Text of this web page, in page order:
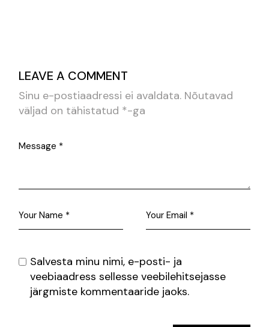
LEAVE A COMMENT
Sinu e-postiaadressi ei avaldata. Nõutavad
väljad on tähistatud *-ga
Salvesta minu nimi, e-posti- ja
veebiaadress sellesse veebilehitsejasse
järgmiste kommentaaride jaoks.